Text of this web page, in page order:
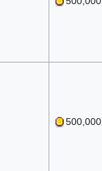
500,000